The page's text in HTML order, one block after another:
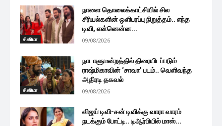
சினிமா
நாளை தொலைக்காட்சியில் சில
சீரியல்களின் ஒளிபரப்பு நிறுத்தம்.. எந்த
டிவி, என்னென்ன...
09/08/2026
சினிமா
நாடாளுமன்றத்தில் திரையிடப்படும்
ராஷ்மிகாவின் ‘சாவா’ படம்.. வெளிவந்த
அதிரடி தகவல்
09/08/2026
விஜய் டிவி-சன் டிவிக்கு வாரா வாரம்
நடக்கும் போட்டி.. டிஆர்பியில் மாஸ்...